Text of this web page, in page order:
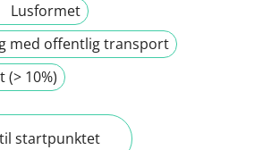
Lusformet
med offentlig transport
(> 10%)
startpunktet